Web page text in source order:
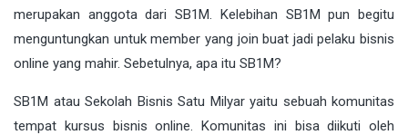
merupakan anggota dari SB1M. Kelebihan SB1M pun begitu
menguntungkan untuk member yang join buat jadi pelaku bisnis
online yang mahir. Sebetulnya, apa itu SB1M?
SB1M atau Sekolah Bisnis Satu Milyar yaitu sebuah komunitas
tempat kursus bisnis online. Komunitas ini bisa diikuti oleh